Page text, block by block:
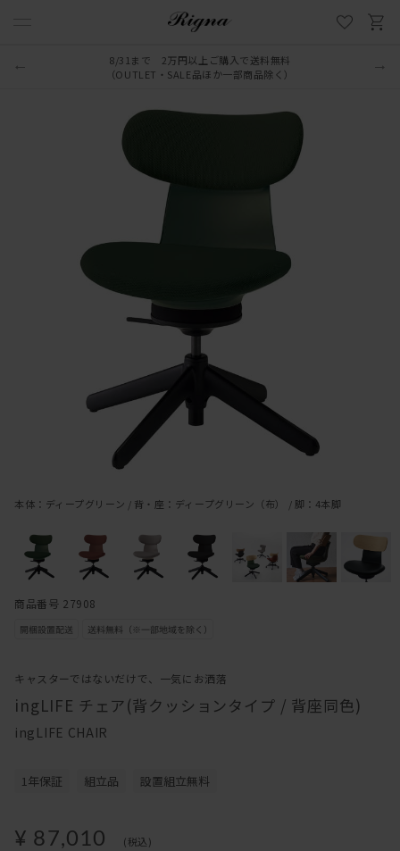
8/31まで 2万円以上ご購入で送料無料
（OUTLET・SALE品ほか一部商品除く）
キャスターではないだけで、一気にお洒落
ingLIFE チェア(背クッションタイプ / 背座同色)
ingLIFE CHAIR
本体：ディープグリーン / 背・座：ディープグリーン（布） / 脚：4本脚
1年保証 組立品 設置組立無料
¥ 87,010 (税込)
商品番号 27908